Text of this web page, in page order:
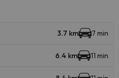
3.7 km 7 min
6.4 km 11 min